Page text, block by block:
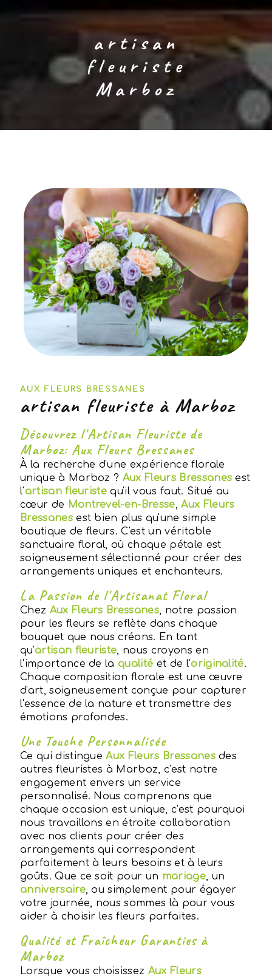
artisan
fleuriste
Marboz
AUX FLEURS BRESSANES
artisan fleuriste à Marboz
Découvrez l'Artisan Fleuriste de
Marboz: Aux Fleurs Bressanes
À la recherche d'une expérience florale
unique à Marboz ? Aux Fleurs Bressanes est
l'artisan fleuriste qu'il vous faut. Situé au
cœur de Montrevel-en-Bresse,Aux Fleurs
Bressanesest bien plus qu'une simple
boutique de fleurs. C'est un véritable
sanctuaire floral, où chaque pétale est
soigneusement sélectionné pour créer des
arrangements uniques et enchanteurs.
La Passion de l'Artisanat Floral
Chez Aux Fleurs Bressanes, notre passion
pour les fleurs se reflète dans chaque
bouquet que nous créons. En tant
qu'artisan fleuriste, nous croyons en
l'importance de laqualité et de l'originalité.
Chaque composition florale est une œuvre
d'art, soigneusement conçue pour capturer
l'essence de la nature et transmettre des
émotions profondes.
Une Touche Personnalisée
Ce qui distingueAux Fleurs Bressanesdes
autres fleuristes à Marboz, c'est notre
engagement envers un service
personnalisé. Nous comprenons que
chaque occasion est unique, c'est pourquoi
nous travaillons en étroite collaboration
avec nos clients pour créer des
arrangements qui correspondent
parfaitement à leurs besoins et à leurs
goûts. Que ce soit pour un mariage, un
anniversaire, ou simplement pour égayer
votre journée, nous sommes là pour vous
aider à choisir les fleurs parfaites.
Qualité et Fraîcheur Garanties à
Marboz
Lorsque vous choisissez Aux Fleurs